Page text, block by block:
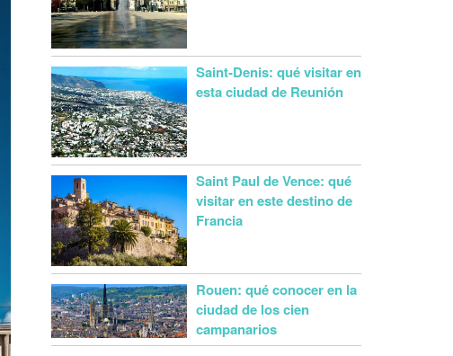
Saint-Denis: qué visitar en
esta ciudad de Reunión
Saint Paul de Vence: qué
visitar en este destino de
Francia
Rouen: qué conocer en la
ciudad de los cien
campanarios